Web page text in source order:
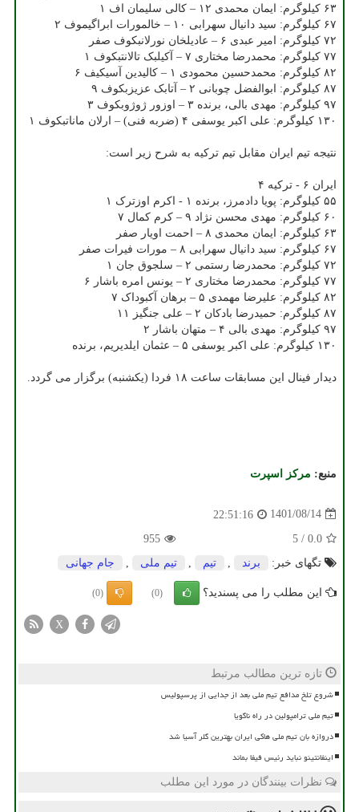
۶۳ کیلوگرم: ایمان محمدی ۱۲ – کالی سلیمان اف ۱
۶۷ کیلوگرم: سید دانیال سهرابی ۱۰ – خالمورات ابراگیموف ۲
۷۲ کیلوگرم: امیر عبدی ۶ – عادیلخان نورلانبکوف صفر
۷۷ کیلوگرم: محمدرضا مختاری ۷ – آکیلبک تالانتبکوف ۱
۸۲ کیلوگرم: محمدحسین محمودی ۱ – کالیدین آسیکیف ۶
۸۷ کیلوگرم: ابوالفضل چوبانی ۲ – آتابک عزیزبکوف ۹
۹۷ کیلوگرم: مهدی بالی، برنده ۳ – اوزور ژوژوبکوف ۳
۱۳۰ کیلوگرم: علی اکبر یوسفی ۴ (ضربه فنی) – ارلان ماناتبکوف ۱
نتیجه تیم ایران مقابل تیم ترکیه به شرح زیر است:
ایران ۶ - ترکیه ۴
۵۵ کیلوگرم: پویا دادمرز، برنده ۱ - اکرم اوزترک ۱
۶۰ کیلوگرم: مهدی محسن نژاد ۹ – کرم کمال ۷
۶۳ کیلوگرم: ایمان محمدی ۸ – احمت اویار صفر
۶۷ کیلوگرم: سید دانیال سهرابی ۸ – مورات فیرات صفر
۷۲ کیلوگرم: محمدرضا رستمی ۲ – سلجوق جان ۱
۷۷ کیلوگرم: محمدرضا مختاری ۲ – یونس امره باشار ۶
۸۲ کیلوگرم: علیرضا مهمدی ۵ – برهان آکبوداک ۷
۸۷ کیلوگرم: حمیدرضا بادکان ۲ – علی جنگیز ۱۱
۹۷ کیلوگرم: مهدی بالی ۴ – متهان باشار ۲
۱۳۰ کیلوگرم: علی اکبر یوسفی ۵ – عثمان ایلدیریم، برنده
دیدار فینال این مسابقات ساعت ۱۸ فردا (یکشنبه) برگزار می گردد.
منبع: مركز اسپرت
1401/08/14
22:51:16
0.0
/
5
955
تگهای خبر:
برند تیم تیم ملی جام جهانی
این مطلب را می پسندید؟ (0)
(0)
X
تازه ترین مطالب مرتبط
شروع تلخ مدافع تیم ملی بعد از جدایی از پرسپولیس
تیم ملی ترامپولین در راه ناگویا
دروازه بان تیم ملی هاکی ایران بهترین گلر آسیا شد
اینفانتینو نباید رئیس فیفا بماند
نظرات بینندگان در مورد این مطلب